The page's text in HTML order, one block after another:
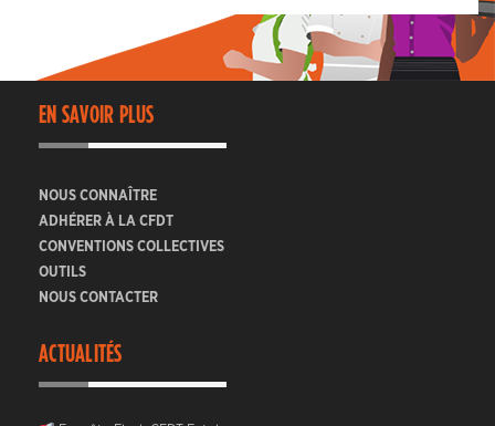
EN SAVOIR PLUS
NOUS CONNAÎTRE
ADHÉRER À LA CFDT
CONVENTIONS COLLECTIVES
OUTILS
NOUS CONTACTER
ACTUALITÉS